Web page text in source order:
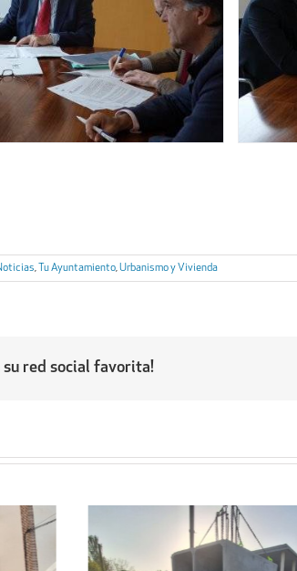
, Tu Ayuntamiento,Urbanismo y Vivienda
su red social favorita!